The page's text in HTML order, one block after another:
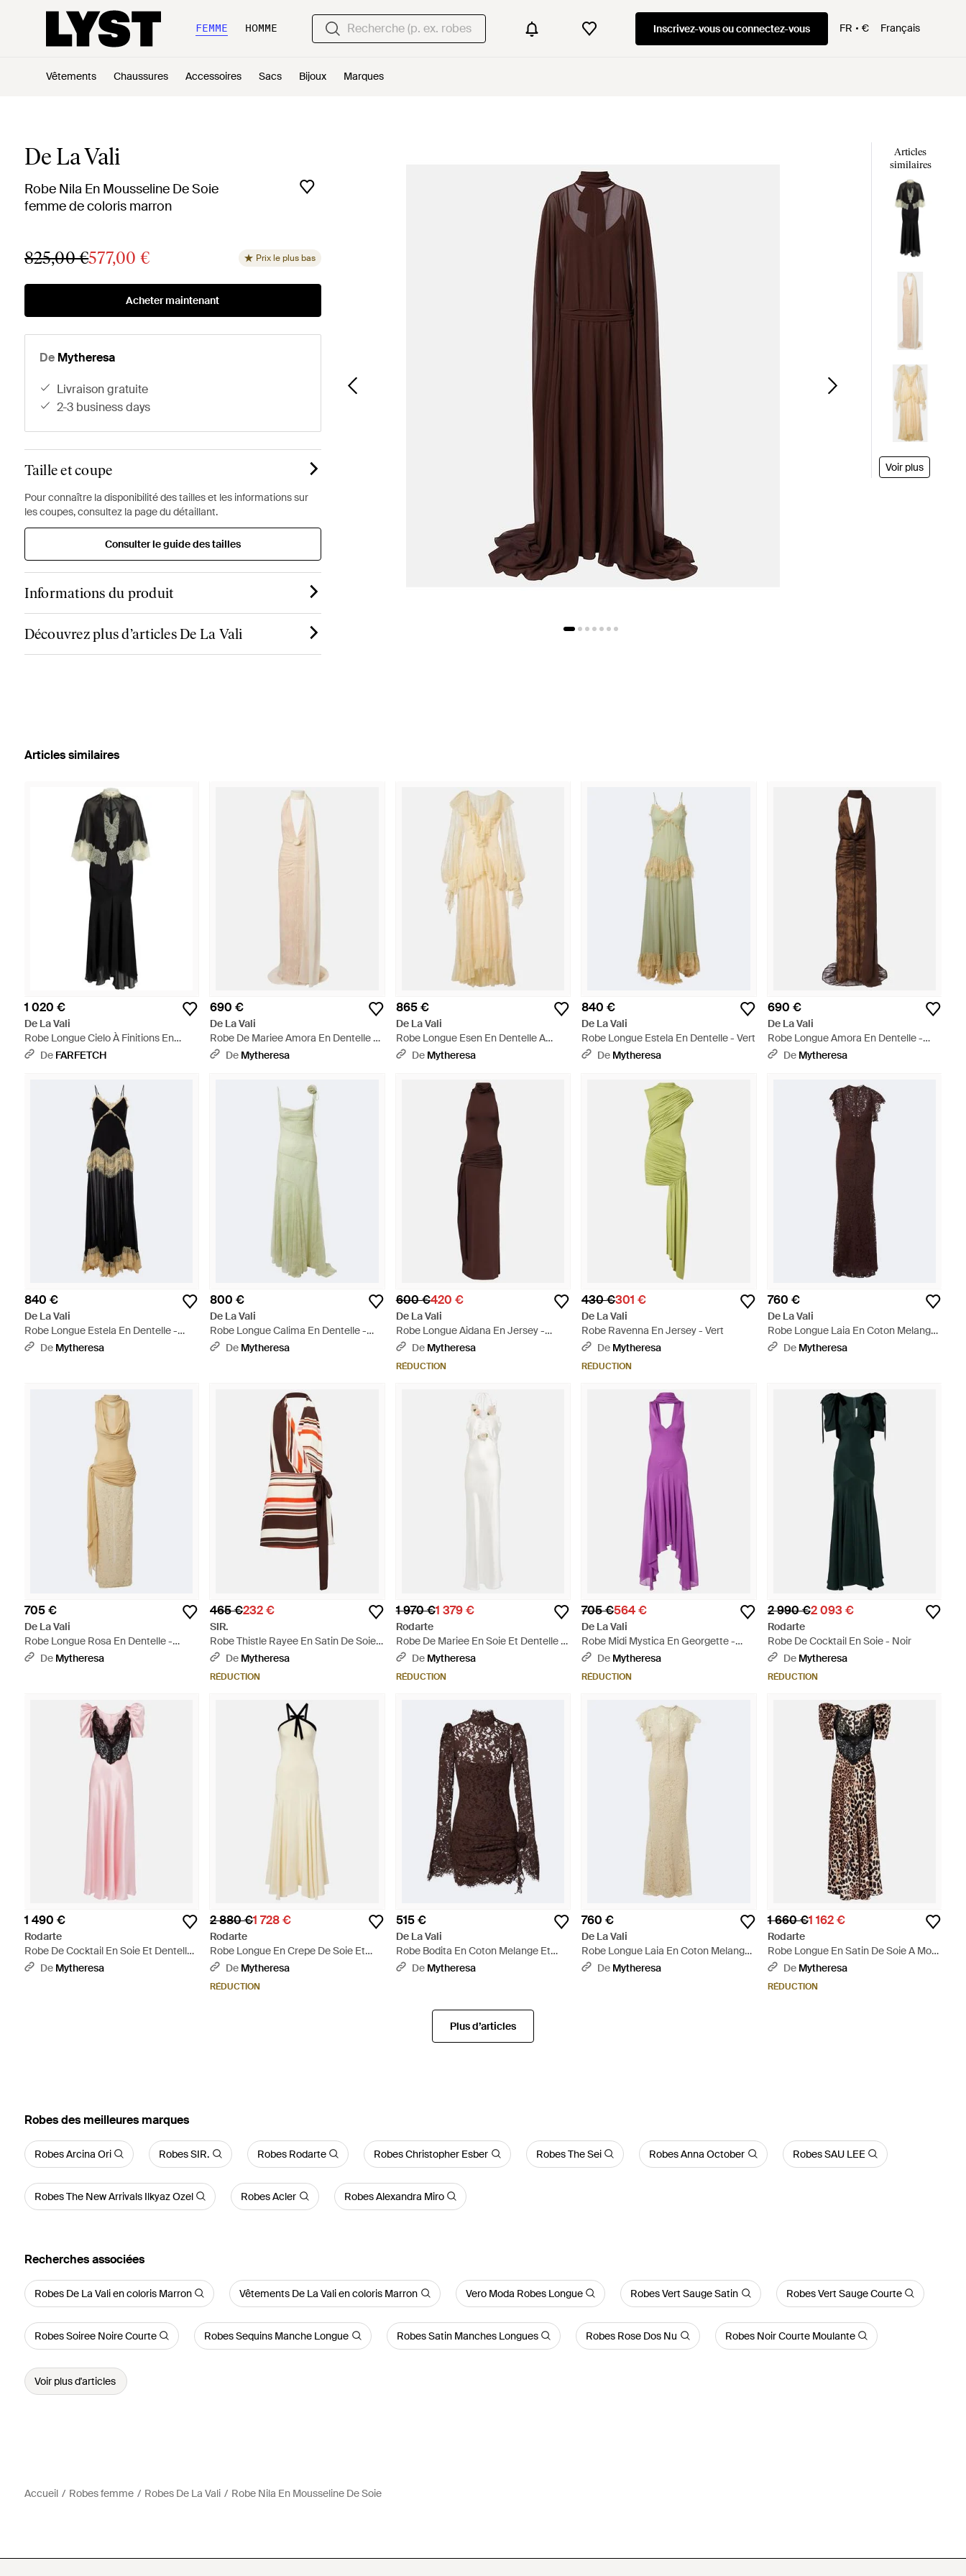
FEMME HOMME Inscrivez-vous ou connectez-vous FR € Français
Vêtements Chaussures Accessoires Sacs Bijoux Marques
De La Vali
Robe Nila En Mousseline De Soie
femme de coloris marron
825,00 €577,00 € Prix le plus bas
Acheter maintenant
De Mytheresa
livraison gratuite
2-3 business days
Taille et coupe
Pour connaître la disponibilité des tailles et les informations sur
les coupes, consultez la page du détaillant.
Consulter le guide des tailles
Informations du produit
Découvrez plus d’articles De La Vali
Articles
similaires
Voir plus
Articles similaires
1 020 €
De La Vali
Robe Longue Cielo À Finitions En
Dentelle Et Détail De Cape - Noir
De FARFETCH
690 €
De La Vali
Robe De Mariee Amora En Dentelle Et
Tulle - Neutre
De Mytheresa
865 €
De La Vali
Robe Longue Esen En Dentelle A
Volants - Neutre
De Mytheresa
840 €
De La Vali
Robe Longue Estela En Dentelle - Vert
De Mytheresa
690 €
De La Vali
Robe Longue Amora En Dentelle -
Marron
De Mytheresa
840 €
De La Vali
Robe Longue Estela En Dentelle -
NoirDe Mytheresa
800 €
De La Vali
Robe Longue Calima En Dentelle -
VertDe Mytheresa
600 €420 €
De La Vali
Robe Longue Aidana En Jersey -
Violet
De Mytheresa
RÉDUCTION
430 €301 €
De La Vali
Robe Ravenna En Jersey - Vert
De Mytheresa
RÉDUCTION
760 €
De La Vali
Robe Longue Laia En Coton Melange
Et Dentelle - Violet
De Mytheresa
705 €
De La Vali
Robe Longue Rosa En Dentelle -
Neutre
De Mytheresa
465 €232 €
SIR.
Robe Thistle Rayee En Satin De Soie -
Rouge
De Mytheresa
RÉDUCTION
1 970 €1 379 €
Rodarte
Robe De Mariee En Soie Et Dentelle A
Appliques Floraux - Blanc
De Mytheresa
RÉDUCTION
705 €564 €
De La Vali
Robe Midi Mystica En Georgette -
Violet
De Mytheresa
RÉDUCTION
2 990 €2 093 €
Rodarte
Robe De Cocktail En Soie - Noir
De Mytheresa
RÉDUCTION
1 490 €
Rodarte
Robe De Cocktail En Soie Et Dentelle
- Rose
De Mytheresa
2 880 €1 728 €
Rodarte
Robe Longue En Crepe De Soie Et
Velours - Neutre
De Mytheresa
RÉDUCTION
515 €
De La Vali
Robe Bodita En Coton Melange Et
Dentelle - Marron
De Mytheresa
760 €
De La Vali
Robe Longue Laia En Coton Melange
Et Dentelle - Neutre
De Mytheresa
1 660 €1 162 €
Rodarte
Robe Longue En Satin De Soie A Motif
Leopard - Blanc
De Mytheresa
RÉDUCTION
Plus d’articles
‪Robes‬ des meilleures marques
Robes Arcina Ori Robes SIR. Robes Rodarte Robes Christopher Esber Robes The Sei Robes Anna October Robes SAU LEE
Robes The New Arrivals Ilkyaz Ozel Robes Acler Robes Alexandra Miro
Recherches associées
Robes De La Vali en coloris Marron Vêtements De La Vali en coloris Marron Vero Moda Robes Longue Robes Vert Sauge Satin Robes Vert Sauge Courte
Robes Soiree Noire Courte Robes Sequins Manche Longue Robes Satin Manches Longues Robes Rose Dos Nu Robes Noir Courte Moulante
Voir plus d'articles
Accueil Robes femme Robes De La Vali Robe Nila En Mousseline De Soie